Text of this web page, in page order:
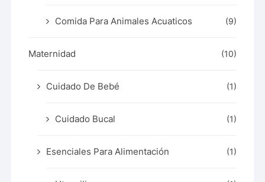
Comida Para Animales Acuaticos (9)
Maternidad (10)
Cuidado De Bebé (1)
Cuidado Bucal (1)
Esenciales Para Alimentación (1)